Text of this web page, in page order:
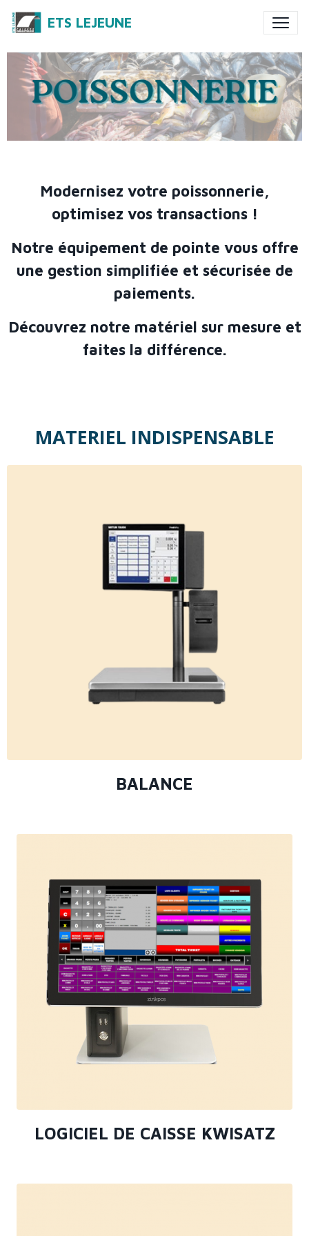
ETS LEJEUNE
Modernisez votre poissonnerie,
optimisez vos transactions !
Notre équipement de pointe vous offre
une gestion simplifiée et sécurisée de
paiements.
Découvrez notre matériel sur mesure et
faites la différence.
MATERIEL INDISPENSABLE
BALANCE
LOGICIEL DE CAISSE KWISATZ